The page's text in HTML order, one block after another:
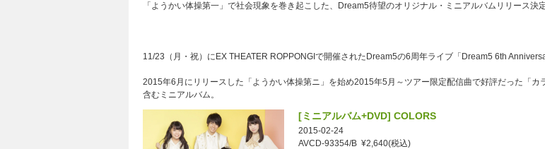
「ようかい体操第一」で社会現象を巻き起こした、Dream5待望のオリジナル・ミニアルバムリリース決
11/23（月・祝）にEX THEATER ROPPONGIで開催されたDream5の6周年ライブ「Dream5 6th
2015年6月にリリースした「ようかい体操第ニ」を始め2015年5月～ツアー限定配信曲で好評だった「
含むミニアルバム。
[ミニアルバム+DVD] COLORS
2015-02-24
AVCD-93354/B ¥2,640(税込)